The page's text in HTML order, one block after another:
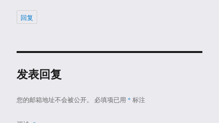
回复
发表回复
您的邮箱地址不会被公开。 必填项已用 * 标注